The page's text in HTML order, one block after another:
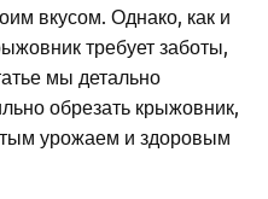
вкусом. Однако, как и
требует заботы,
мы детально
обрезать крыжовник,
урожаем и здоровым